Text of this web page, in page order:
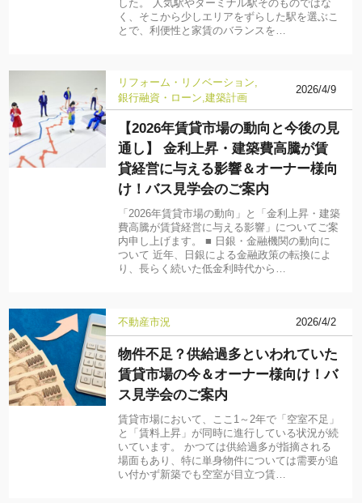
した。 人気駅やターミナル駅そのものではな
く、そこから少しエリアをずらした駅を選ぶこ
とで、利便性と家賃のバランスを…
リフォーム・リノベーション
銀行融資・ローン 建築計画
2026/4/9
【2026年賃貸市場の動向と今後の見
通し】 金利上昇・建築費高騰が賃
貸経営に与える影響＆オーナー様向
け！バス見学会のご案内
「2026年賃貸市場の動向」と「金利上昇・建築
費高騰が賃貸経営に与える影響」についてご案
内申し上げます。 ■ 日銀・金融機関の動向に
ついて 近年、日銀による金融政策の転換によ
り、長らく続いた低金利時代から…
不動産市況 2026/4/2
物件不足？供給過多といわれていた
賃貸市場の今＆オーナー様向け！バ
ス見学会のご案内
賃貸市場において、ここ1～2年で「空室不足」
と「賃料上昇」が同時に進行している状況が続
いています。 かつては供給過多が指摘される
場面もあり、特に単身物件については需要が追
い付かず新築でも空室が目立つ賃…